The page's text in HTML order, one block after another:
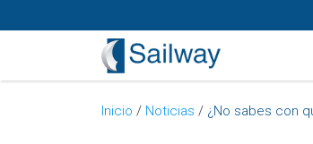
Inicio / Noticias / ¿No sabes con